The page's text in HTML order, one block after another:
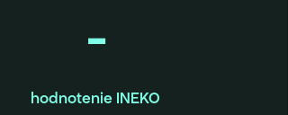
-
hodnotenie INEKO